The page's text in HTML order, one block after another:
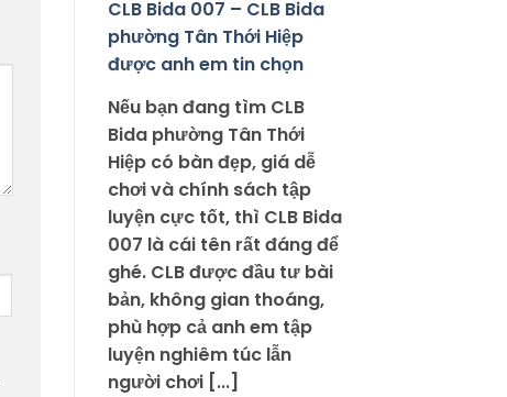
CLB Bida 007 – CLB Bida
phường Tân Thới Hiệp
được anh em tin chọn
Nếu bạn đang tìm CLB
Bida phường Tân Thới
Hiệp có bàn đẹp, giá dễ
chơi và chính sách tập
luyện cực tốt, thì CLB Bida
007 là cái tên rất đáng để
ghé. CLB được đầu tư bài
bản, không gian thoáng,
phù hợp cả anh em tập
luyện nghiêm túc lẫn
người chơi [...]